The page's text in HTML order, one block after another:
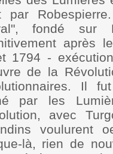
par
fondé sur
après
1794 -
de la
Il
par les
avec
voulurent
là, rien de